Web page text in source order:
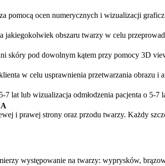
pomocą ocen numerycznych i wizualizacji
obszaru twarzy w celu
skóry pod dowolnym kątem przy pomocy 3D
w celu usprawnienia przetwarzania obrazu i
7 lat lub wizualizacja odmłodzenia pacjenta o 5-7
i prawej strony oraz przodu twarzy. Każdy
występowanie na twarzy: wyprysków,